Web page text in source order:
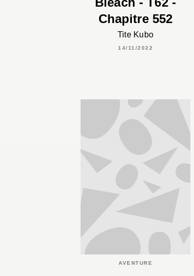
Chapitre 552
Tite Kubo
14/11/2022
AVENTURE